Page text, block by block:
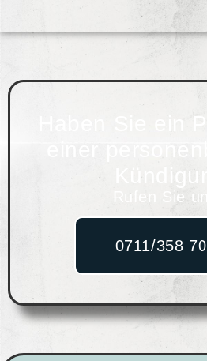
Haben Sie ein
einer
Rufen Sie
0711/358